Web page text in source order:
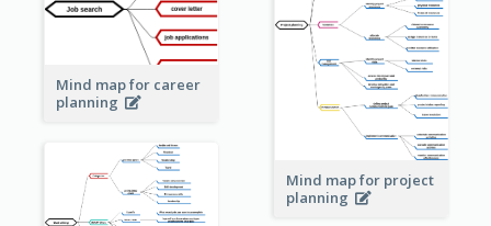
Mind map for career
planning
Mind map for project
planning